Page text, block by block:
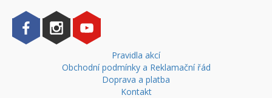
Pravidla akcí
Obchodní podmínky a Reklamační řád
Doprava a platba
Kontakt